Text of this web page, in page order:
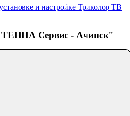
и настройке Триколор ТВ
Сервис - Ачинск"